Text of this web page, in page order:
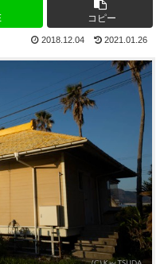
コピー
2018.12.04 2021.01.26